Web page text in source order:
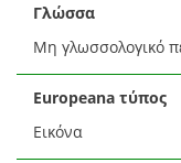
Γλώσσα
Μη γλωσσολογικό
Europeana τύπος
Εικόνα